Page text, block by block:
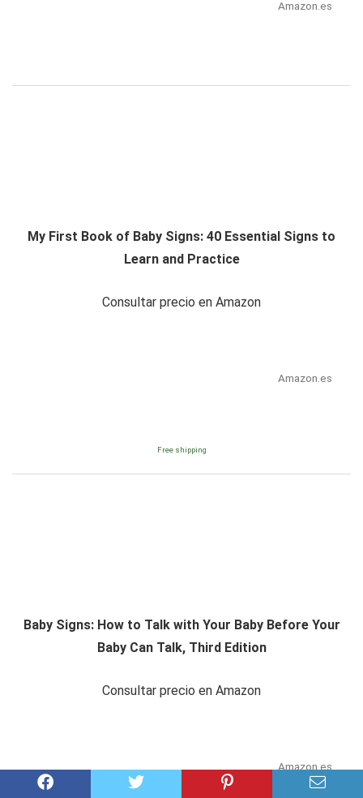
Amazon.es
My First Book of Baby Signs: 40 Essential Signs to
Learn and Practice
Consultar precio en Amazon
Amazon.es
Free shipping
Baby Signs: How to Talk with Your Baby Before Your
Baby Can Talk, Third Edition
Consultar precio en Amazon
Amazon.es